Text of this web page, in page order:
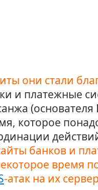
они стали
и платежные
которое
банков и
время
-атак на их